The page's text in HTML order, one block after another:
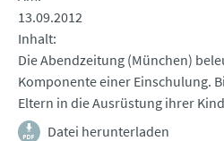
13.09.2012
Inhalt
Die Abendzeitung (München)
Komponente einer Einschulung.
Eltern in die Ausrüstung ihrer
Datei herunterladen